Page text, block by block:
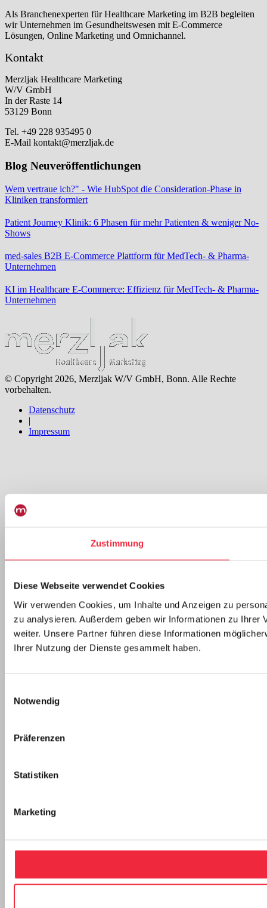
Zustimmung
Diese Webseite verwendet Cookies
Wir verwenden Cookies, um Inhalte und Anzeigen zu
zu analysieren. Außerdem geben wir Informationen zu
weiter. Unsere Partner führen diese Informationen
Ihrer Nutzung der Dienste gesammelt haben.
Notwendig
Präferenzen
Statistiken
Marketing
Als Branchenexperten für Healthcare Marketing im B2B begleiten
wir Unternehmen im Gesundheitswesen mit E-Commerce
Lösungen, Online Marketing und Omnichannel.
Kontakt
Merzljak Healthcare Marketing
W/V GmbH
In der Raste 14
53129 Bonn
Tel. +49 228 935495 0
E-Mail kontakt@merzljak.de
Blog Neuveröffentlichungen
Wem vertraue ich?" - Wie HubSpot die Consideration-Phase in
Kliniken transformiert
Patient Journey Klinik: 6 Phasen für mehr Patienten & weniger No-
Shows
med-sales B2B E-Commerce Plattform für MedTech- & Pharma-
Unternehmen
KI im Healthcare E-Commerce: Effizienz für MedTech- & Pharma-
Unternehmen
© Copyright 2026, Merzljak W/V GmbH, Bonn. Alle Rechte
vorbehalten.
Datenschutz
|
Impressum